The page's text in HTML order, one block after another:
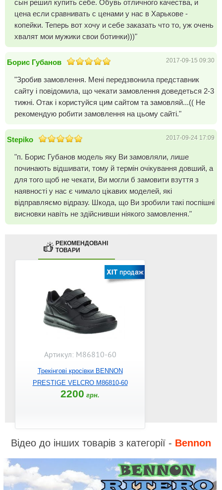
сын решил купить себе. Обувь отличного качества, и
цена если сравнивать с ценами у нас в Харькове -
копейки. Теперь вот хочу и себе заказать что то, уж очень
хвалят мои мужики свои ботинки)))"
Борис Губанов 2017-09-15 09:30
"Зробив замовлення. Мені передзвонила представник
сайту і повідомила, що чекати замовлення доведеться 2-3
тижні. Отак і користуйся цим сайтом та замовляй...(( Не
рекомендую робити замовлення на цьому сайті."
Stepiko 2017-09-24 17:09
"п. Борис Губанов модель яку Ви замовляли, лише
починають відшивати, тому й термін очікування довший, а
для того щоб не чекати, Ви могли б замовити взуття з
наявності у нас є чимало цікавих моделей, які
відправляємо відразу. Шкода, що Ви зробили такі поспішні
висновки навіть не здійснивши ніякого замовлення."
РЕКОМЕНДОВАНІ
ТОВАРИ
Артикул: M86810-60
Трекінгові кросівки BENNON
PRESTIGE VELCRO M86810-60
2200 грн.
Відео до інших товарів з категорії - Bennon